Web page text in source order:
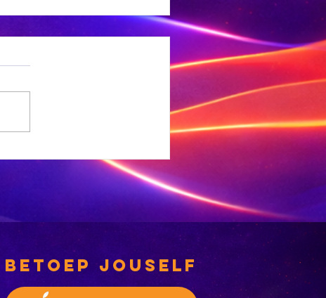
Ligte
Welkom
betoep jouself